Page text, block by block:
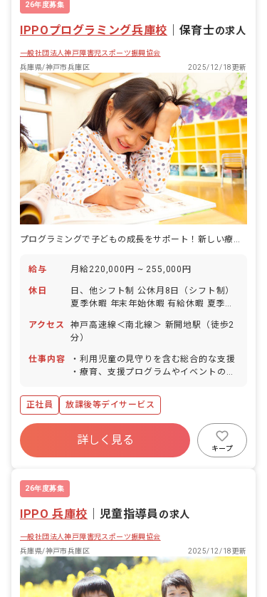
26年度募集
IPPOプログラミング兵庫校 保育士の求人
一般社団法人神戸障害児スポーツ振興協会
兵庫県/神戸市兵庫区
2025/12/18更新
プログラミングで子どもの成長をサポート！新しい療育の場で輝く保育士さんを募集。
給与 月給220,000円 ~ 255,000円
休日
日、他シフト制 公休月8日（シフト制）
夏季休暇 年末年始休暇 有給休暇 夏季休
アクセス
神戸高速線＜南北線＞ 新開地駅（徒歩2
分）
仕事内容
・利用児童の見守りを含む総合的な支援
・療育、支援プログラムやイベントの企
転免許をお持ちでいない方は添乗をお願
いします） ・スタッフミーティングでの
情報共有
正社員 放課後等デイサービス
詳しく見る
キープ
26年度募集
IPPO 兵庫校 児童指導員の求人
一般社団法人神戸障害児スポーツ振興協会
兵庫県/神戸市兵庫区
2025/12/18更新